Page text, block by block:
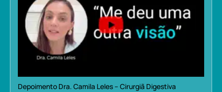
Depoimento Dra. Camila Leles – Cirurgiã Digestiva